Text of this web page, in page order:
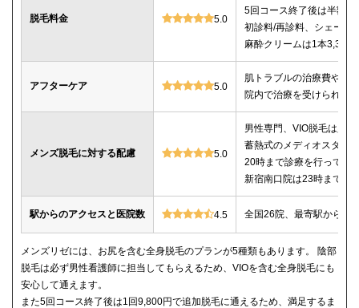
脱毛料金 5.0
5回コース終了後は半額
初診料/再診料、シェービ
麻酔クリームは1本3,300
アフターケア 5.0
肌トラブルの治療費や薬
院内で治療を受けられる
メンズ脱毛に対する配慮 5.0
男性専門、VIO脱毛は必
蓄熱式のメディオスター
20時まで診療を行ってい
新宿南口院は23時までの
駅からのアクセスと医院数 4.5 全国26院、最寄駅から徒
メンズリゼには、お尻を含む全身脱毛のプランが5種類もあります。 陰部
脱毛は必ず男性看護師に担当してもらえるため、VIOを含む全身脱毛にも
安心して通えます。
また5回コース終了後は1回9,800円で追加脱毛に通えるため、満足するま